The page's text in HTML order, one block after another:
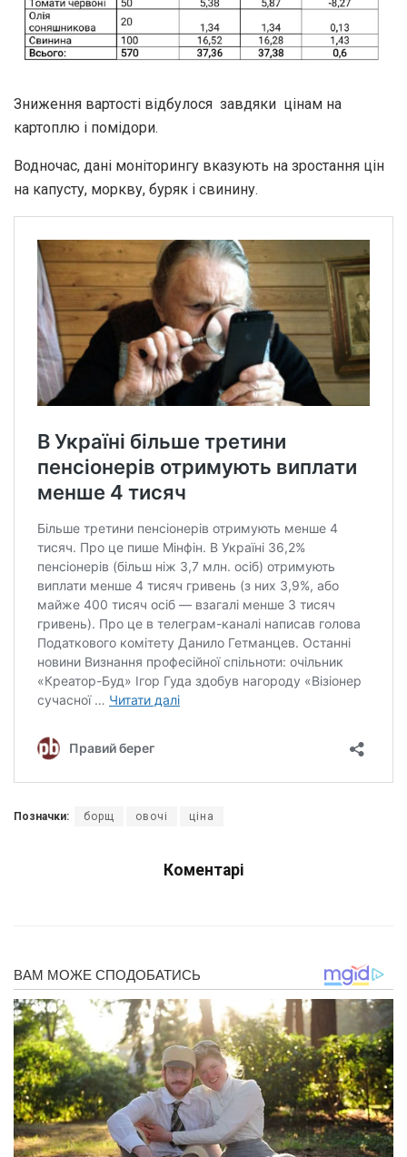
Зниження вартості відбулося завдяки цінам на
картоплю і помідори.
Водночас, дані моніторингу вказують на зростання цін
на капусту, моркву, буряк і свинину.
Позначки: борщ овочі ціна
Коментарі